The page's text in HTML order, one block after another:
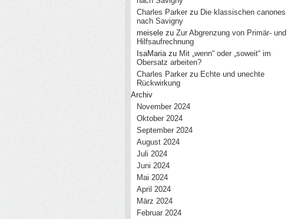
Charles Parker zu Die klassischen canones
nach Savigny
meisele zu Zur Abgrenzung von Primär- und
Hilfsaufrechnung
IsaMariazu Mit „wenn“ oder „soweit“ im
Obersatz arbeiten?
Charles Parker zu Echte und unechte
Rückwirkung
Archiv
November 2024
Oktober 2024
September 2024
August 2024
Juli 2024
Juni 2024
Mai 2024
April 2024
März 2024
Februar 2024